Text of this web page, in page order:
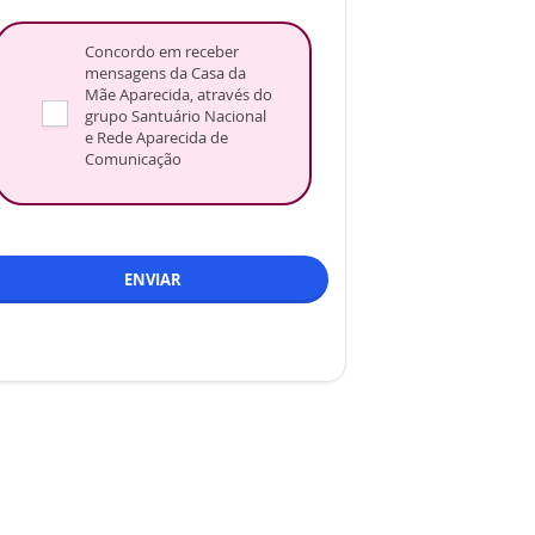
Concordo em receber
mensagens da Casa da
Mãe Aparecida, através do
grupo Santuário Nacional
e Rede Aparecida de
Comunicação
ENVIAR